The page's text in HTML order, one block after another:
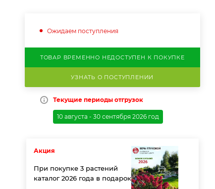
Ожидаем поступления
ТОВАР ВРЕМЕННО НЕДОСТУПЕН К ПОКУПКЕ
УЗНАТЬ О ПОСТУПЛЕНИИ
Текущие периоды отгрузок
10 августа - 30 сентября 2026 год
Акция
При покупке 3 растений
каталог 2026 года в подарок